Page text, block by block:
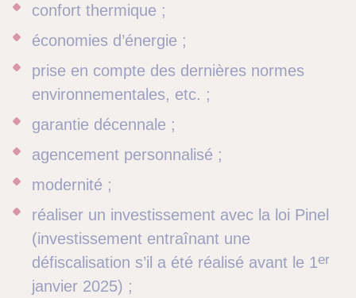
confort thermique ;
économies d’énergie ;
prise en compte des dernières normes
environnementales, etc. ;
garantie décennale ;
agencement personnalisé ;
modernité ;
réaliser un investissement avec la loi Pinel
(investissement entraînant une
défiscalisation s’il a été réalisé avant le 1er
janvier 2025) ;